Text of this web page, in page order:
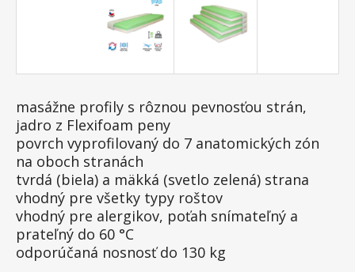
masážne profily s rôznou pevnosťou strán,
jadro z Flexifoam peny
povrch vyprofilovaný do 7 anatomických zón
na oboch stranách
tvrdá (biela) a mäkká (svetlo zelená) strana
vhodný pre všetky typy roštov
vhodný pre alergikov, poťah snímateľný a
prateľný do 60 °C
odporúčaná nosnosť do 130 kg